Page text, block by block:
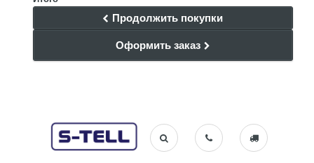
Продолжить покупки
Оформить заказ